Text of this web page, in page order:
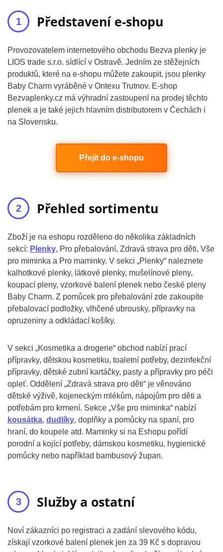
Představení e-shopu
Provozovatelem internetového obchodu Bezva plenky je
LIOS trade s.r.o. sídlící v Ostravě. Jedním ze stěžejních
produktů, které na e-shopu můžete zakoupit, jsou plenky
Baby Charm vyráběné v Ontexu Trutnov. E-shop
Bezvaplenky.cz má výhradní zastoupení na prodej těchto
plenek a je také jejich hlavním distributorem v Čechách i
na Slovensku.
Přejít do e-shopu
Přehled sortimentu
Zboží je na eshopu rozděleno do několika základních
sekcí: Plenky, Pro přebalování, Zdravá strava pro děti, Vše
pro miminka a Pro maminky. V sekci „Plenky“ naleznete
kalhotkové plenky, látkové plenky, mušelínové pleny,
koupací pleny, vzorkové balení plenek nebo české pleny
Baby Charm. Z pomůcek pro přebalování zde zakoupíte
přebalovací podložky, vlhčené ubrousky, přípravky na
opruzeniny a odkládací košíky.
V sekci „Kosmetika a drogerie“ obchod nabízí prací
přípravky, dětskou kosmetiku, toaletní potřeby, dezinfekční
přípravky, dětské zubní kartáčky, pasty a přípravky pro péči
opleť. Oddělení „Zdravá strava pro děti“ je věnováno
dětské výživě, kojeneckým mlékům, nápojům pro děti a
potřebám pro krmení. Sekce „Vše pro miminka“ nabízí
kousátka, dudlíky, doplňky a pomůcky na spaní, pro
hraní, do koupele atd. Maminky si na Eshopu pořídí
porodní a kojící potřeby, dámskou kosmetiku, hygienické
pomůcky nebo například bambusový župan.
Služby a ostatní
Noví zákazníci po registraci a zadání slevového kódu,
získají vzorkové balení plenek jen za 39 Kč s dopravou